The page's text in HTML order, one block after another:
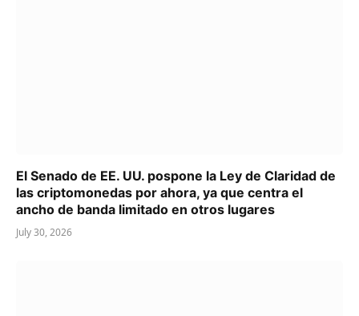
El Senado de EE. UU. pospone la Ley de Claridad de
las criptomonedas por ahora, ya que centra el
ancho de banda limitado en otros lugares
July 30, 2026